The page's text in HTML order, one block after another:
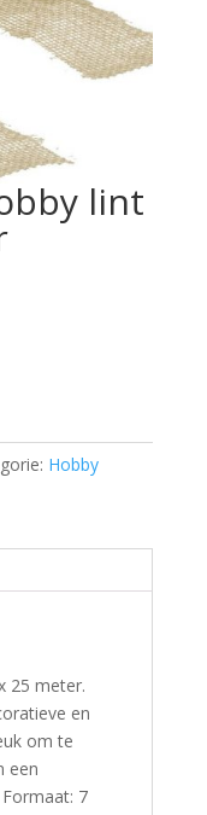
lint
Hobby
25 meter.
en
om te
een
7